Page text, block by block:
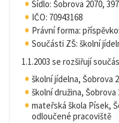
Sídlo: Šobrova 2070,
IČO: 70943168
Právní forma:
Součásti ZŠ: školní
1.1.2003 se rozšiřují
školní jídelna, Šobrova
školní družina, Šobrova
mateřská škola Písek,
odloučené pracoviště